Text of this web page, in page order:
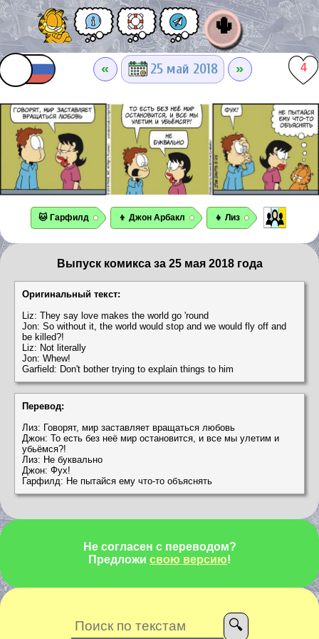
🌵
« 25 май 2018 » 4
🐱 Гарфилд 👦 Джон Арбакл 👧 Лиз
Выпуск комикса за 25 мая 2018 года
Оригинальный текст:
Liz: They say love makes the world go 'round
Jon: So without it, the world would stop and we would fly off and
be killed?!
Liz: Not literally
Jon: Whew!
Garfield: Don't bother trying to explain things to him
Перевод:
Лиз: Говорят, мир заставляет вращаться любовь
Джон: То есть без неё мир остановится, и все мы улетим и
убьёмся?!
Лиз: Не буквально
Джон: Фух!
Гарфилд: Не пытайся ему что-то объяснять
Не согласен с переводом?
Предложи свою версию!